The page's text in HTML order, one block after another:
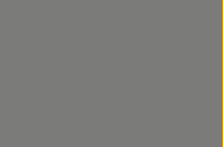
www.facebook.com/
https://
zu https://